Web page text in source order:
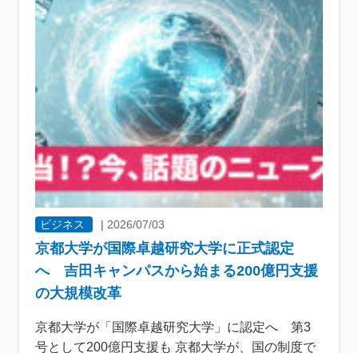
ビジネス |2026/07/03
京都大学が国際卓越研究大学に正式認定
へ 吉田キャンパスから始まる200億円支援
の大規模改革
京都大学が「国際卓越研究大学」に認定へ 第3
号として200億円支援も 京都大学が、国の制度で